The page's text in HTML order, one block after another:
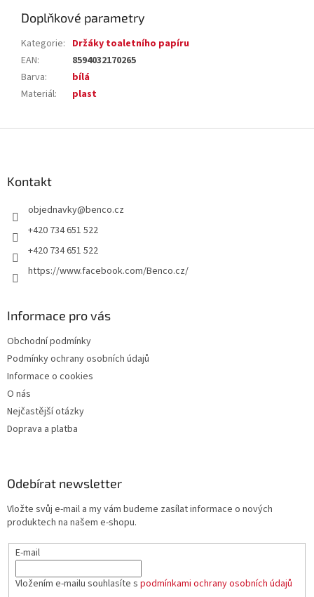
Doplňkové parametry
Kategorie: Držáky toaletního papíru
EAN:
8594032170265
Barva:
bílá
Materiál: plast
Kontakt
objednavky@benco.cz
+420 734 651 522
+420 734 651 522
https://www.facebook.com/Benco.cz/
Informace pro vás
Obchodní podmínky
Podmínky ochrany osobních údajů
Informace o cookies
O nás
Nejčastější otázky
Doprava a platba
Odebírat newsletter
Vložte svůj e-mail a my vám budeme zasílat informace o nových
produktech na našem e-shopu.
E-mail
Vložením e-mailu souhlasíte s podmínkami ochrany osobních údajů